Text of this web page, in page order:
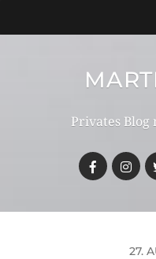
Privates Blog
27.